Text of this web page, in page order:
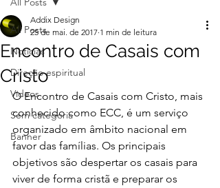
All Posts
Notícias
Direção espiritual
Vídeos
Sem categoria
Banner
Encontro de Casais com
Cristo
Addix Design
25 de mai. de 2017 1 min de leitura
O Encontro de Casais com Cristo, mais
conhecido como ECC, é um serviço
organizado em âmbito nacional em
favor das famílias. Os principais
objetivos são despertar os casais para
viver de forma cristã e preparar os